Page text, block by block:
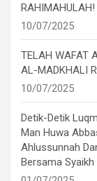
RAHIMAHULAH!
10/07/2025
TELAH WAFAT
AL-MADKHALI
10/07/2025
Detik-Detik
Man Huwa
Ahlussunnah
Bersama